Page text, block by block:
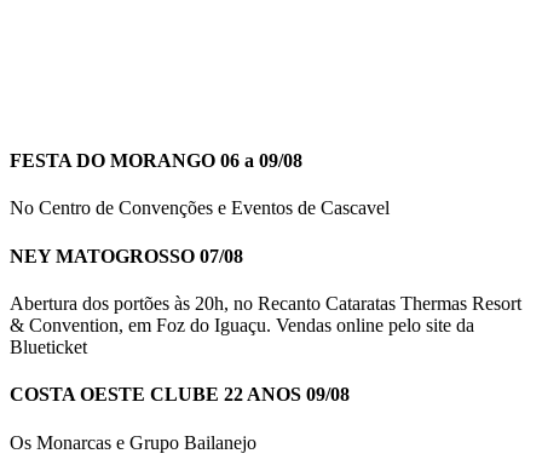
FESTA DO MORANGO 06 a 09/08
No Centro de Convenções e Eventos de Cascavel
NEY MATOGROSSO 07/08
Abertura dos portões às 20h, no Recanto Cataratas Thermas Resort
& Convention, em Foz do Iguaçu. Vendas online pelo site da
Blueticket
COSTA OESTE CLUBE 22 ANOS 09/08
Os Monarcas e Grupo Bailanejo